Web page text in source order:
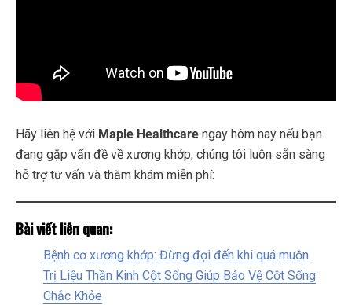
Hãy liên hệ với Maple Healthcare ngay hôm nay nếu bạn
đang gặp vấn đề về xương khớp, chúng tôi luôn sẵn sàng
hỗ trợ tư vấn và thăm khám miễn phí:
Bài viết liên quan:
Bệnh cơ xương khớp: Đừng đợi đến khi quá muộn
Trị Liệu Thần Kinh Cột Sống Giúp Bảo Vệ Cột Sống
Chắc Khỏe